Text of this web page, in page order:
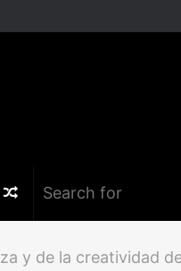
Random
y de la creatividad